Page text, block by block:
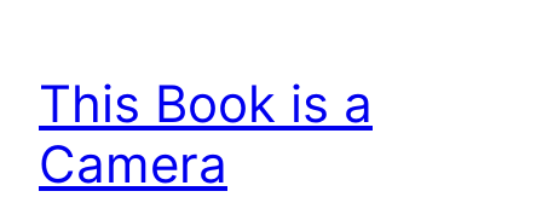
This Book is a
Camera